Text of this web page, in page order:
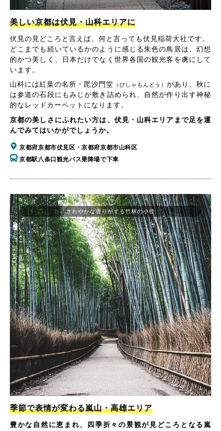
美しい京都は伏見・山科エリアに
伏見の見どころと言えば、何と言っても伏見稲荷大社です。
どこまでも続いているかのように感じる朱色の鳥居は、幻想
的かつ美しく、日本だけでなく世界各国の観光客を虜にして
います。
山科には紅葉の名所・毘沙門堂 （びしゃもんどう） があり、秋に
は参道の石段にもみじが敷き詰められ、自然が作り出す神秘
的なレッドカーペットになります。
京都の美しさにふれたい方は、伏見・山科エリアまで足を運
んでみてはいかがでしょうか。
京都府京都市伏見区・京都府京都市山科区
京都駅八条口観光バス乗降場で下車
さわやかな香りがする竹林の小径
季節で表情が変わる嵐山・高雄エリア
豊かな自然に恵まれ、四季折々の景観が見どころとなる嵐